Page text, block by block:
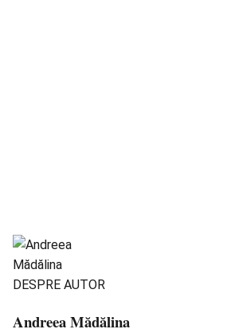
DESPRE AUTOR
Andreea Mădălina